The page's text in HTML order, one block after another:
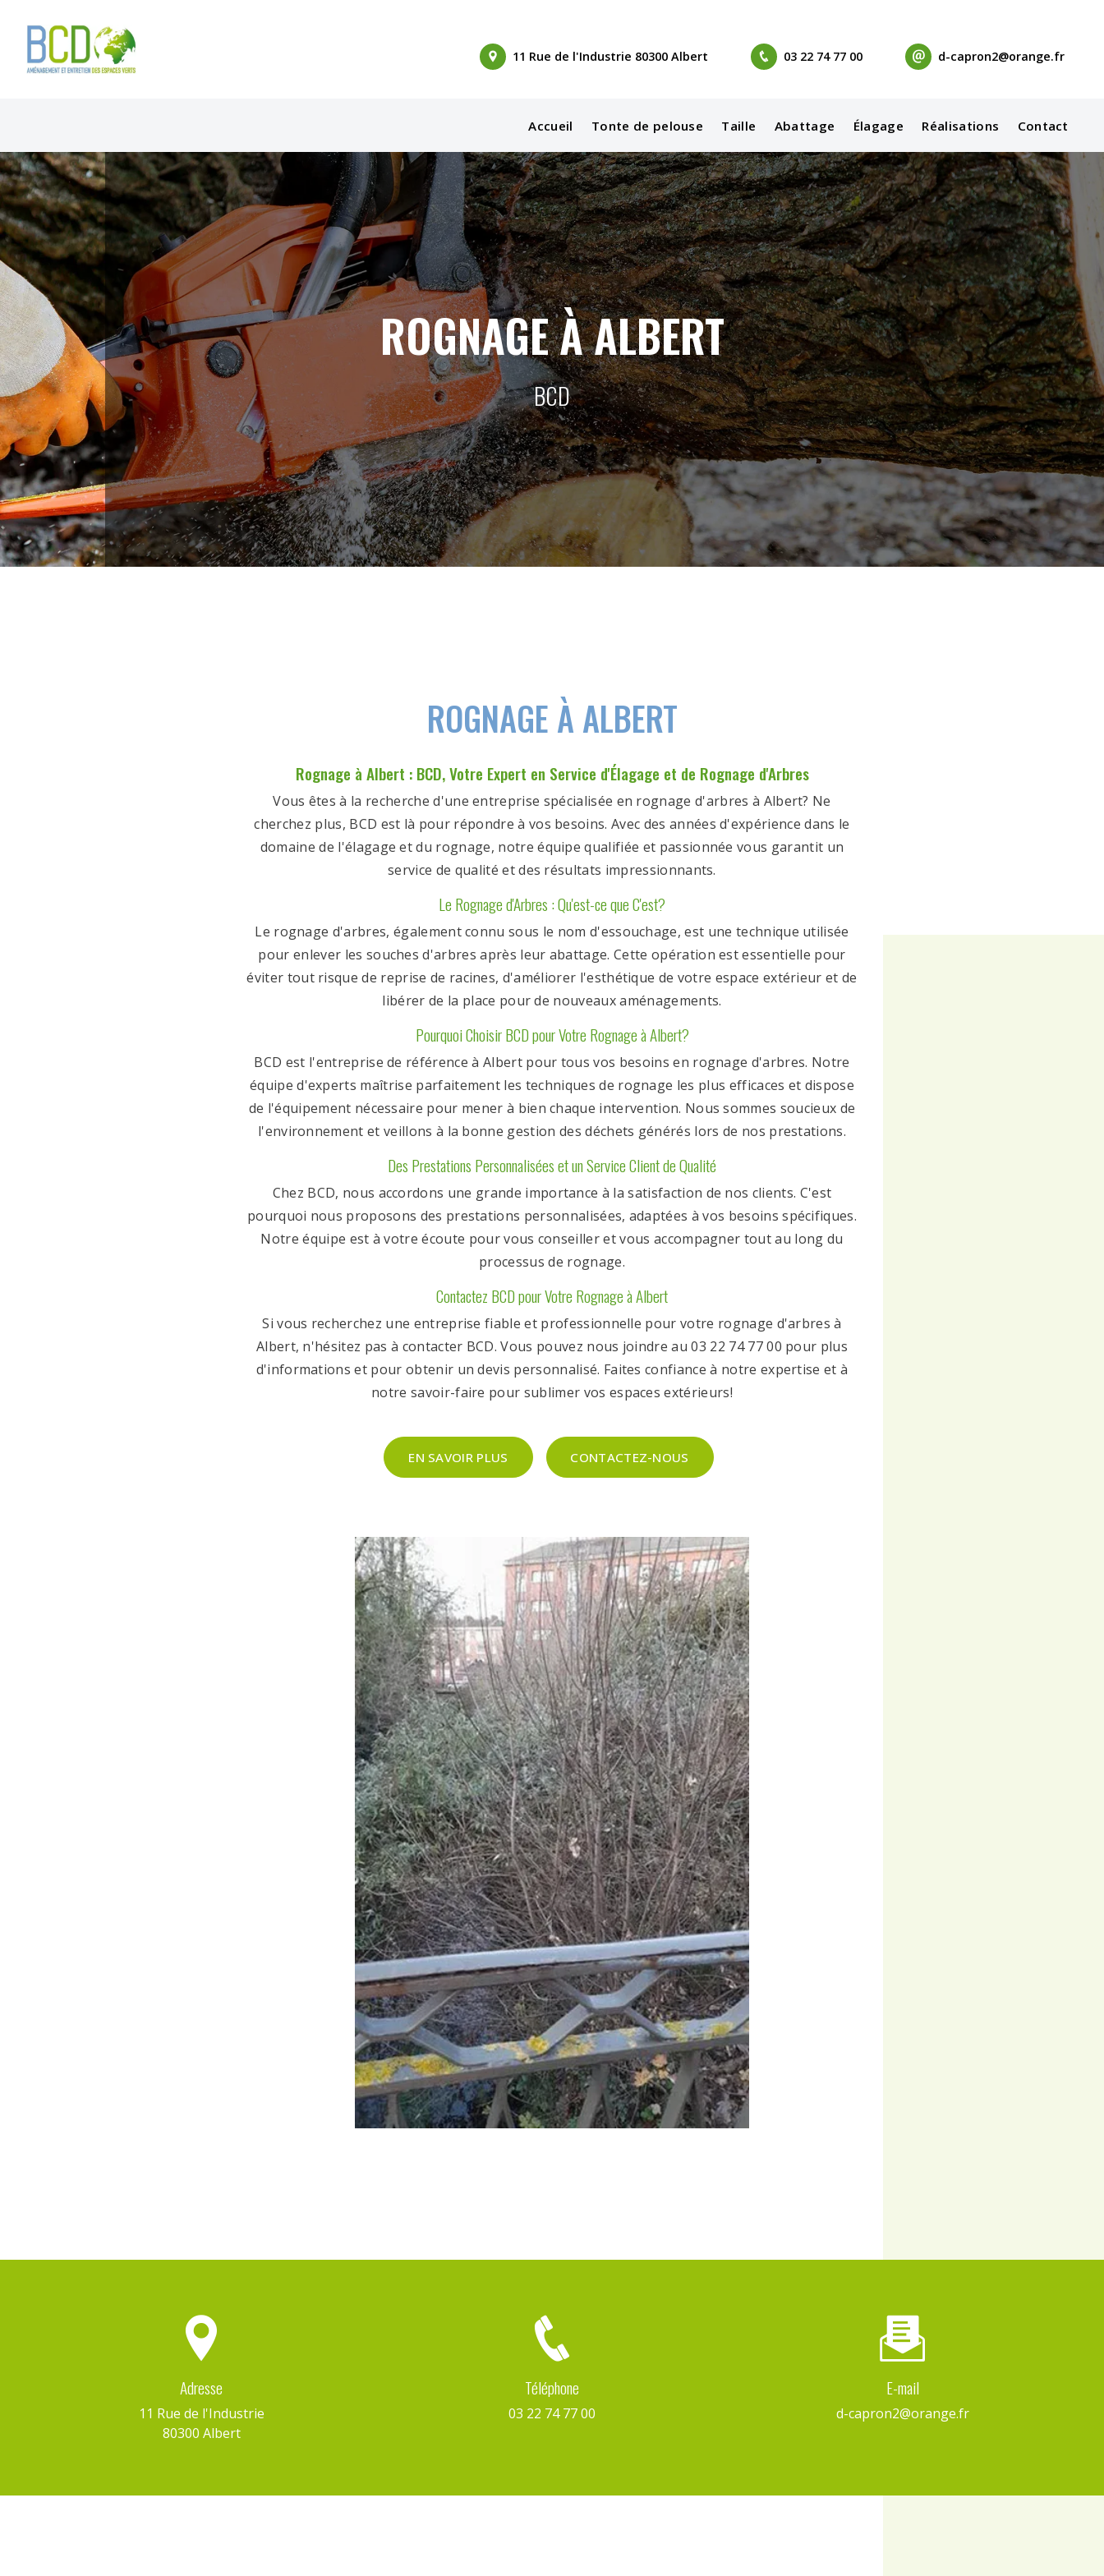
11 Rue de l'Industrie 80300 Albert 03 22 74 77 00 d-capron2@orange.fr
Accueil Tonte de pelouse Taille Abattage Élagage Réalisations Contact
ROGNAGE À ALBERT
BCD
ROGNAGE À ALBERT
Rognage à Albert : BCD, Votre Expert en Service d'Élagage et de Rognage d'Arbres
Vous êtes à la recherche d'une entreprise spécialisée en rognage d'arbres à Albert? Ne
cherchez plus, BCD est là pour répondre à vos besoins. Avec des années d'expérience dans le
domaine de l'élagage et du rognage, notre équipe qualifiée et passionnée vous garantit un
service de qualité et des résultats impressionnants.
Le Rognage d'Arbres : Qu'est-ce que C'est?
Le rognage d'arbres, également connu sous le nom d'essouchage, est une technique utilisée
pour enlever les souches d'arbres après leur abattage. Cette opération est essentielle pour
éviter tout risque de reprise de racines, d'améliorer l'esthétique de votre espace extérieur et de
libérer de la place pour de nouveaux aménagements.
Pourquoi Choisir BCD pour Votre Rognage à Albert?
BCD est l'entreprise de référence à Albert pour tous vos besoins en rognage d'arbres. Notre
équipe d'experts maîtrise parfaitement les techniques de rognage les plus efficaces et dispose
de l'équipement nécessaire pour mener à bien chaque intervention. Nous sommes soucieux de
l'environnement et veillons à la bonne gestion des déchets générés lors de nos prestations.
Des Prestations Personnalisées et un Service Client de Qualité
Chez BCD, nous accordons une grande importance à la satisfaction de nos clients. C'est
pourquoi nous proposons des prestations personnalisées, adaptées à vos besoins spécifiques.
Notre équipe est à votre écoute pour vous conseiller et vous accompagner tout au long du
processus de rognage.
Contactez BCD pour Votre Rognage à Albert
Si vous recherchez une entreprise fiable et professionnelle pour votre rognage d'arbres à
Albert, n'hésitez pas à contacter BCD. Vous pouvez nous joindre au 03 22 74 77 00 pour plus
d'informations et pour obtenir un devis personnalisé. Faites confiance à notre expertise et à
notre savoir-faire pour sublimer vos espaces extérieurs!
EN SAVOIR PLUS CONTACTEZ-NOUS
Adresse
11 Rue de l'Industrie
80300 Albert
Téléphone
03 22 74 77 00
E-mail
d-capron2@orange.fr